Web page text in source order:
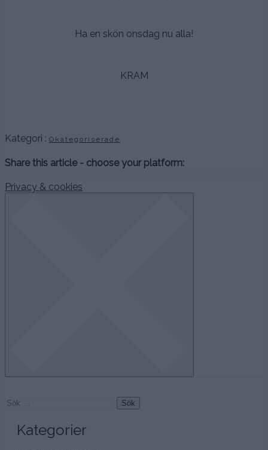
Ha en skön onsdag nu alla!
KRAM
Kategori : Okategoriserade
Share this article - choose your platform:
Privacy & cookies
Sök
Kategorier